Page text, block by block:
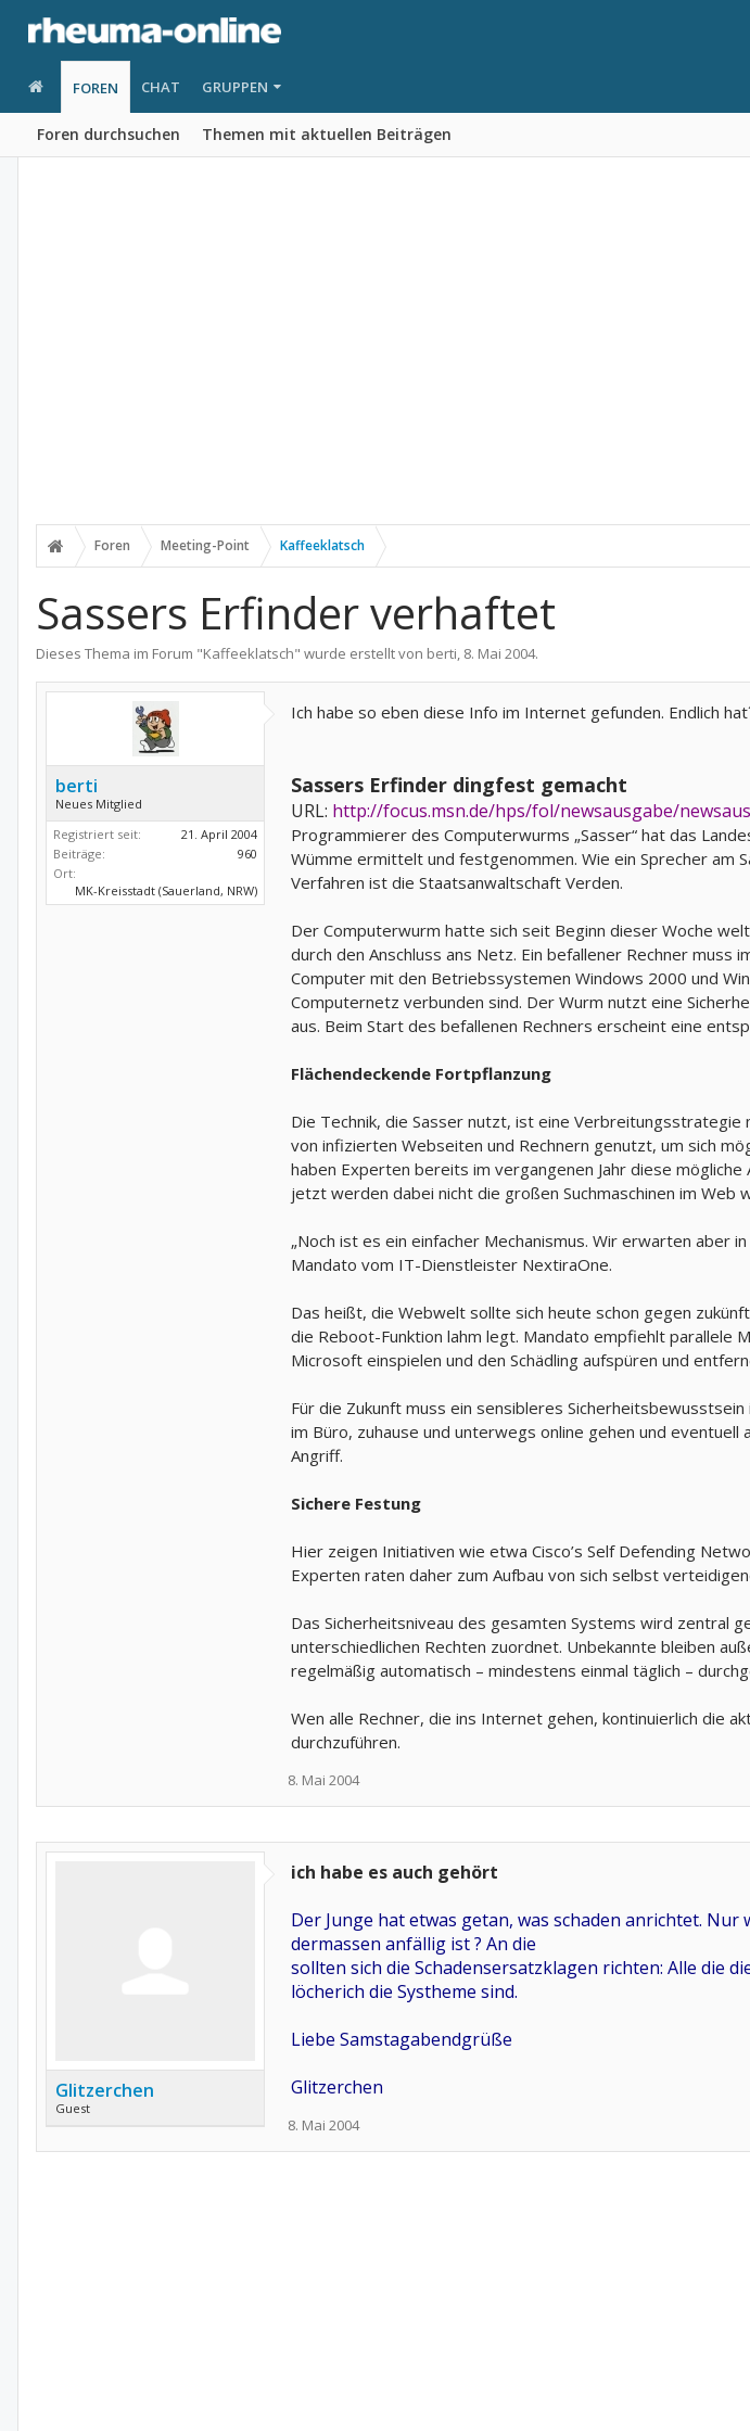
FOREN
Foren durchsuchen Themen mit aktuellen Beiträgen
CHAT GRUPPEN
Foren Meeting-Point Kaffeeklatsch
Sassers Erfinder verhaftet
Dieses Thema im Forum "Kaffeeklatsch" wurde erstellt von berti, 8. Mai 2004.
berti
Neues Mitglied
Registriert seit:
21. April 2004
Beiträge:
960
Ort:
MK-Kreisstadt (Sauerland, NRW)
Ich habe so eben diese Info im Internet gefunden. Endlich
Sassers Erfinder dingfest gemacht
URL: http://focus.msn.de/hps/fol/newsausgabe/
Programmierer des Computerwurms „Sasser“ hat das
Wümme ermittelt und festgenommen. Wie ein Sprecher am
Verfahren ist die Staatsanwaltschaft Verden.
Der Computerwurm hatte sich seit Beginn dieser Woche
durch den Anschluss ans Netz. Ein befallener Rechner
Computer mit den Betriebssystemen Windows 2000 und
Computernetz verbunden sind. Der Wurm nutzt eine
aus. Beim Start des befallenen Rechners erscheint eine
Flächendeckende Fortpflanzung
Die Technik, die Sasser nutzt, ist eine Verbreitungsstrategie
von infizierten Webseiten und Rechnern genutzt, um sich
haben Experten bereits im vergangenen Jahr diese
jetzt werden dabei nicht die großen Suchmaschinen im
„Noch ist es ein einfacher Mechanismus. Wir erwarten aber
Mandato vom IT-Dienstleister NextiraOne.
Das heißt, die Webwelt sollte sich heute schon gegen
die Reboot-Funktion lahm legt. Mandato empfiehlt parallele
Microsoft einspielen und den Schädling aufspüren und
Für die Zukunft muss ein sensibleres
im Büro, zuhause und unterwegs online gehen und
Angriff.
Sichere Festung
Hier zeigen Initiativen wie etwa Cisco’s Self Defending
Experten raten daher zum Aufbau von sich selbst
Das Sicherheitsniveau des gesamten Systems wird zentral
unterschiedlichen Rechten zuordnet. Unbekannte bleiben
regelmäßig automatisch – mindestens einmal täglich –
Wen alle Rechner, die ins Internet gehen, kontinuierlich die
durchzuführen.
8. Mai 2004
Glitzerchen
Guest
ich habe es auch gehört
Der Junge hat etwas getan, was schaden anrichtet.
dermassen anfällig ist ? An die
sollten sich die Schadensersatzklagen richten: Alle die
löcherich die Systheme sind.
Liebe Samstagabendgrüße
Glitzerchen
8. Mai 2004